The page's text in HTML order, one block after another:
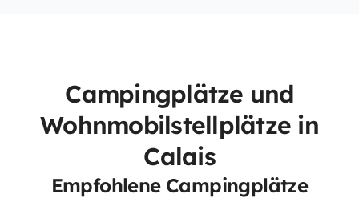
Campingplätze und
Wohnmobilstellplätze in
Calais
Empfohlene Campingplätze